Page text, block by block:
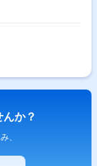
か？
、